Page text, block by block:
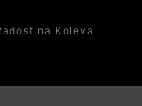
Koleva